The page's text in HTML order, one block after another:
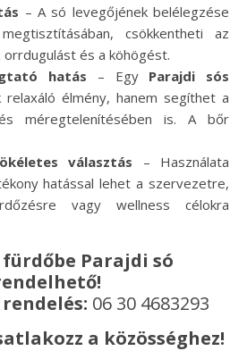
– A só levegőjének belélegzése
csökkentheti az
és a köhögést.
hatás – Egy Parajdi sós
relaxáló élmény, hanem segíthet a
méregtelenítésében is. A bőr
választás – Használata
hatással lehet a szervezetre,
vagy wellness célokra
fürdőbe Parajdi só
06 30 4683293
a közösséghez!